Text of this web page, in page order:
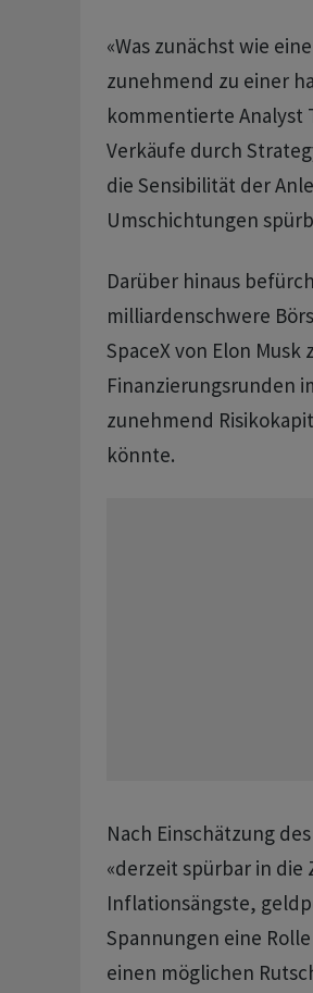
«Was zunächst wie
zunehmend zu einer
kommentierte Analyst
Verkäufe durch
die Sensibilität der
Umschichtungen
Darüber hinaus
milliardenschwere
SpaceX von Elon
Finanzierungsrunden
zunehmend
könnte.
Nach Einschätzung
«derzeit spürbar in die
Inflationsängste,
Spannungen eine
einen möglichen